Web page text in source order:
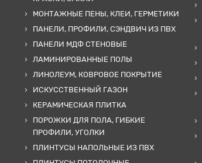
МОНТАЖНЫЕ ПЕНЫ, КЛЕИ, ГЕРМЕТИКИ
ПАНЕЛИ, ПРОФИЛИ, СЭНДВИЧ ИЗ ПВХ
ПАНЕЛИ МДФ СТЕНОВЫЕ
ЛАМИНИРОВАННЫЕ ПОЛЫ
ЛИНОЛЕУМ, КОВРОВОЕ ПОКРЫТИЕ
ИСКУССТВЕННЫЙ ГАЗОН
КЕРАМИЧЕСКАЯ ПЛИТКА
ПОРОЖКИ ДЛЯ ПОЛА, ГИБКИЕ
ПРОФИЛИ, УГОЛКИ
ПЛИНТУСЫ НАПОЛЬНЫЕ ИЗ ПВХ